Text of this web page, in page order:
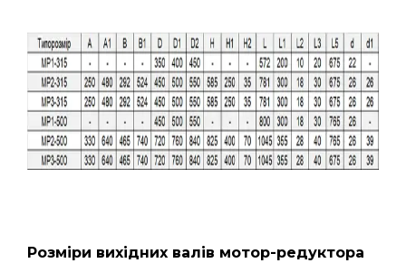
Розміри вихідних валів мотор-редуктора